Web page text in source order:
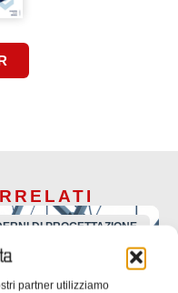
partner utilizziamo
DI PROGETTAZIONE